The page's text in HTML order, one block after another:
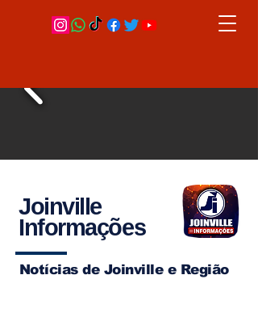
Joinville
Informações
Notícias de Joinville e Região